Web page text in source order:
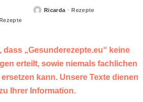
PostedRicarda Rezepte
dass „Gesunderezepte.eu“ keine
erteilt, sowie niemals fachlichen
kann. Unsere Texte dienen
Ihrer Information.